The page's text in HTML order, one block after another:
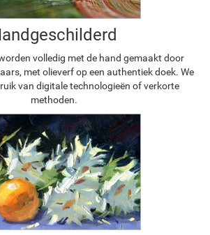
volledig met de hand gemaakt door
met olieverf op een authentiek doek. We
van digitale technologieën of verkorte
methoden.